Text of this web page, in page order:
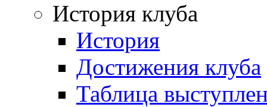
История клуба
История
Достижения клуба
Таблица